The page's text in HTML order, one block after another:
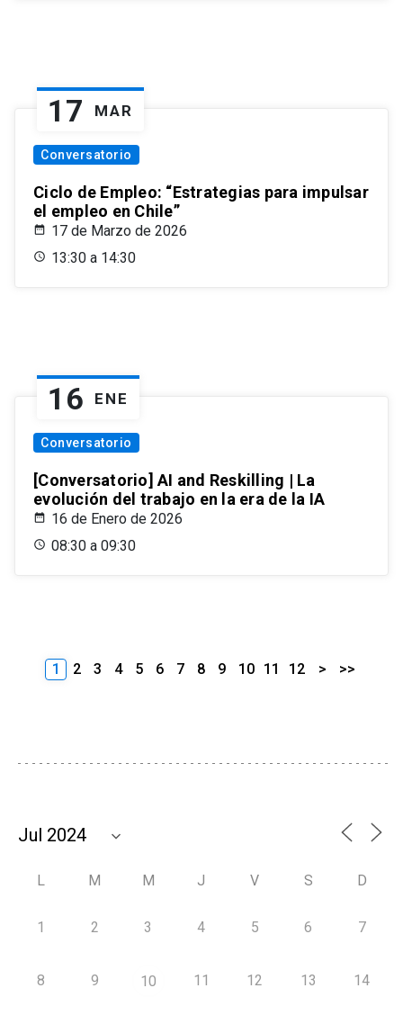
17 MAR
Conversatorio
Ciclo de Empleo: “Estrategias para impulsar
el empleo en Chile”
17 de Marzo de 2026
13:30 a 14:30
16 ENE
Conversatorio
[Conversatorio] AI and Reskilling | La
evolución del trabajo en la era de la IA
16 de Enero de 2026
08:30 a 09:30
1 2 3 4 5 6 7 8 9 10 11 12 > >>
L M M J V S D
1 2 3 4 5 6 7
8 9 10 11 12 13 14